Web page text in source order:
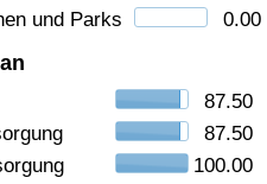
und Parks
0.00
87.50
87.50
100.00
nach Land